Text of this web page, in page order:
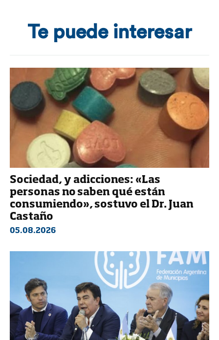
Te puede interesar
Sociedad, y adicciones: «Las
personas no saben qué están
consumiendo», sostuvo el Dr. Juan
Castaño
05.08.2026